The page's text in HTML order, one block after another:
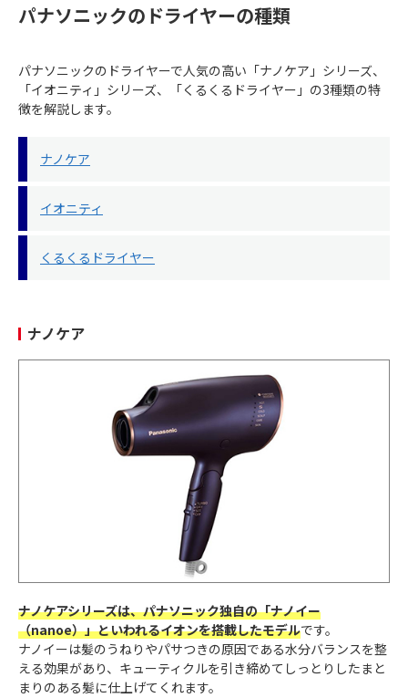
パナソニックのドライヤーの種類
パナソニックのドライヤーで人気の高い「ナノケア」シリーズ、
「イオニティ」シリーズ、「くるくるドライヤー」の3種類の特
徴を解説します。
ナノケア
イオニティ
くるくるドライヤー
ナノケア
ナノケアシリーズは、パナソニック独自の「ナノイー
（nanoe）」といわれるイオンを搭載したモデルです。
ナノイーは髪のうねりやパサつきの原因である水分バランスを整
える効果があり、キューティクルを引き締めてしっとりしたまと
まりのある髪に仕上げてくれます。